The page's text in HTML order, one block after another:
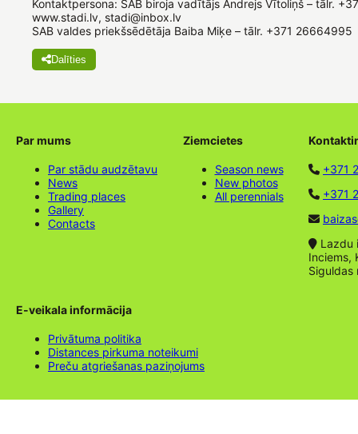
Kontaktpersona: SAB biroja vadītājs Andrejs Vītoliņš – tālr.
www.stadi.lv, stadi@inbox.lv
SAB valdes priekšsēdētāja Baiba Miķe – tālr. +371 26664995
Dalīties
Par mums
Par stādu audzētavu
News
Trading places
Gallery
Contacts
Ziemcietes
Season news
New photos
All perennials
+371
+371
Lazdu
Inciems,
Siguldas
E-veikala informācija
Privātuma politika
Distances pirkuma noteikumi
Preču atgriešanas paziņojums